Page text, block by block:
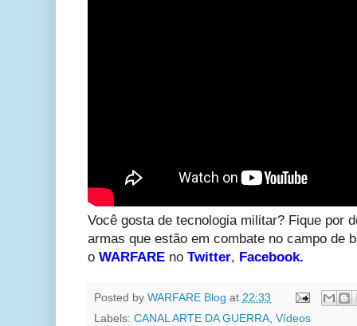
Você gosta de tecnologia militar? Fique por
armas que estão em combate no campo de
o WARFARE no Twitter, Facebook.
Posted by WARFARE Blog at 22:33
Labels: CANAL ARTE DA GUERRA, Vídeos